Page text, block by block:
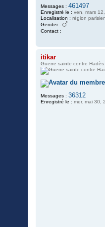
Messages : 461497
Enregistré le : ven. mars
Localisation : région
Gender :
Contact :
n
c
t
e
r
h
o
itikar
Guerre sainte contre Hadès
Messages : 36312
Enregistré le : mer. mai 30,